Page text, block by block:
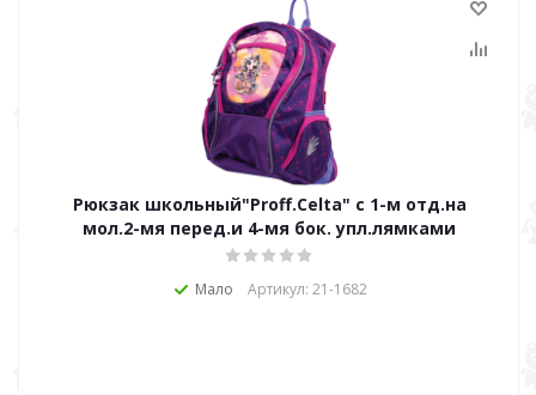
Рюкзак школьный"Proff.Celta" c 1-м отд.на
мол.2-мя перед.и 4-мя бок. упл.лямками
Мало Артикул: 21-1682